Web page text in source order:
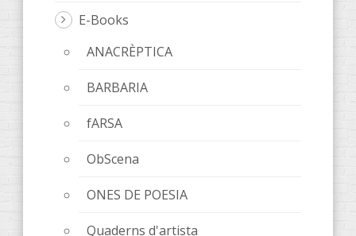
E-Books
ANACRÈPTICA
BARBARIA
fARSA
ObScena
ONES DE POESIA
Quaderns d'artista